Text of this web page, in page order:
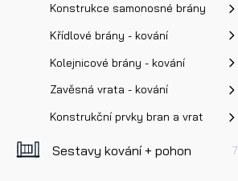
Konstrukce samonosné brány
Křídlové brány - kování
Kolejnicové brány - kování
Zavěsná vrata - kování
Konstrukční prvky bran a vrat
Sestavy kování + pohon 7